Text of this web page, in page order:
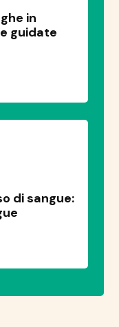
in
guidate
di sangue: